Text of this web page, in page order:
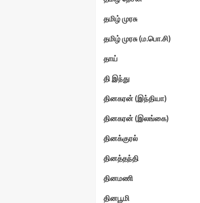
தமிழ் முரசு
தமிழ் முரசு (ம.பொ.சி)
தாய்
தி இந்து
தினகரன் (இந்தியா)
தினகரன் (இலங்கை)
தினக்குரல்
தினத்தந்தி
தினமணி
தினபூமி